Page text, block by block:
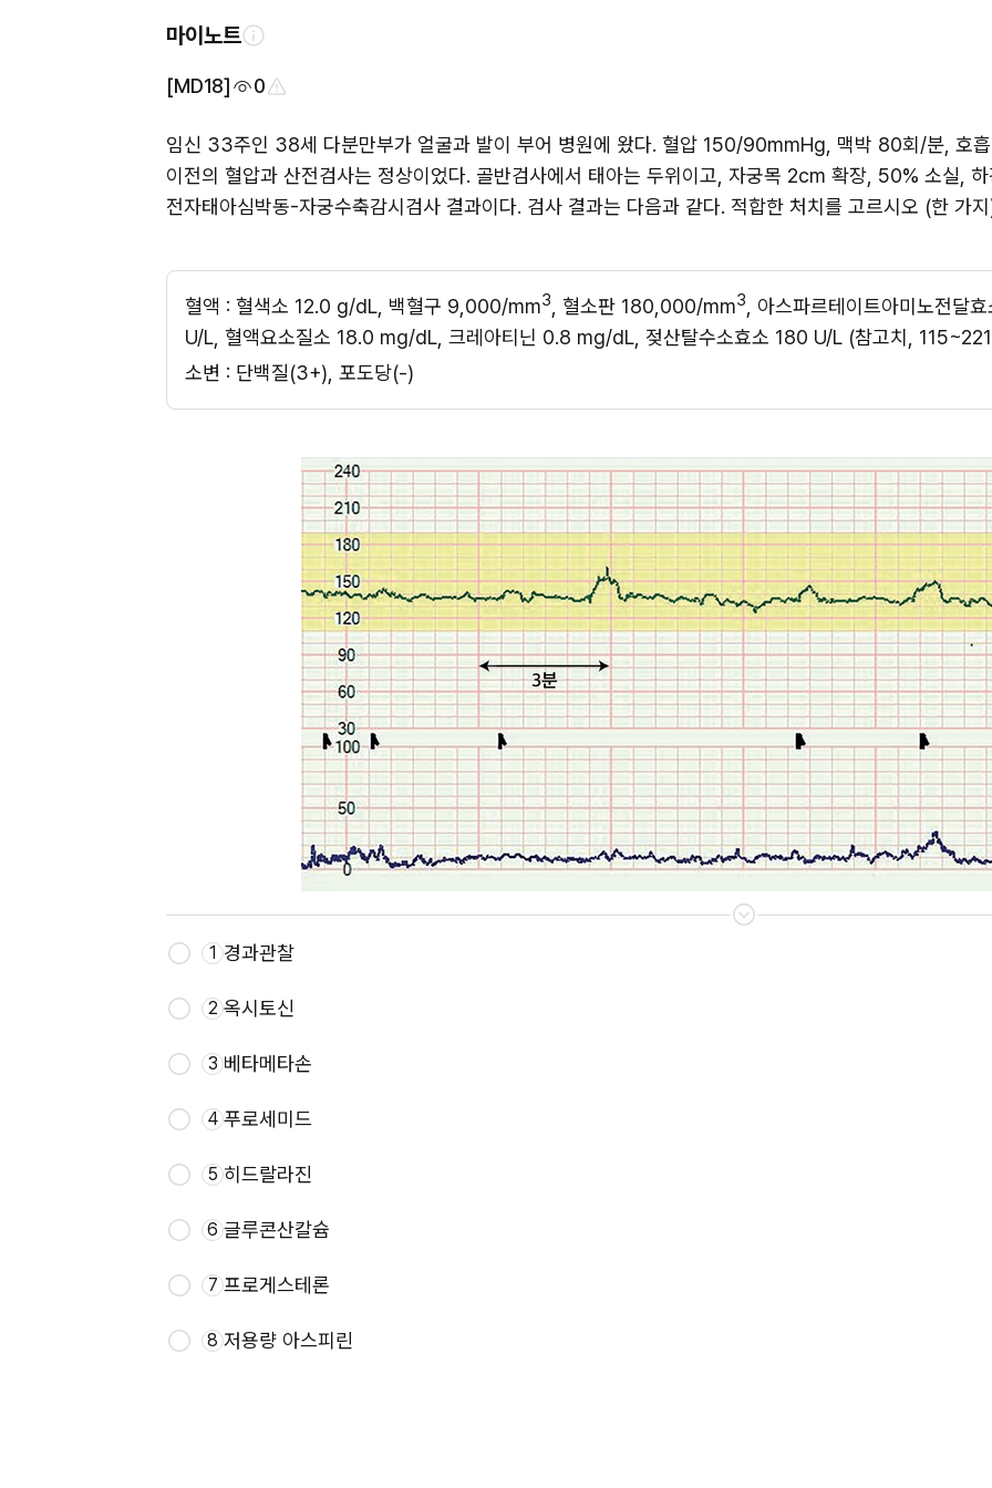
마이노트
[MD18] 0
임신 33주인 38세 다분만부가 얼굴과 발이 부어 병원에 왔다. 혈압 150/90mmHg, 맥박 80회/분,
이전의 혈압과 산전검사는 정상이었다. 골반검사에서 태아는 두위이고, 자궁목 2cm 확장, 50% 소실,
전자태아심박동-자궁수축감시검사 결과이다. 검사 결과는 다음과 같다. 적합한 처치를 고르시오 (한 가
혈액 : 혈색소 12.0 g/dL, 백혈구 9,000/mm3 , 혈소판 180,000/mm3
, 아스파르테이트아미노전달
U/L, 혈액요소질소 18.0 mg/dL, 크레아티닌 0.8 mg/dL, 젖산탈수소효소 180 U/L (참고치,
소변 : 단백질(3+), 포도당(-)
1 경과관찰
2 옥시토신
3 베타메타손
4 푸로세미드
5 히드랄라진
6 글루콘산칼슘
7 프로게스테론
8 저용량 아스피린